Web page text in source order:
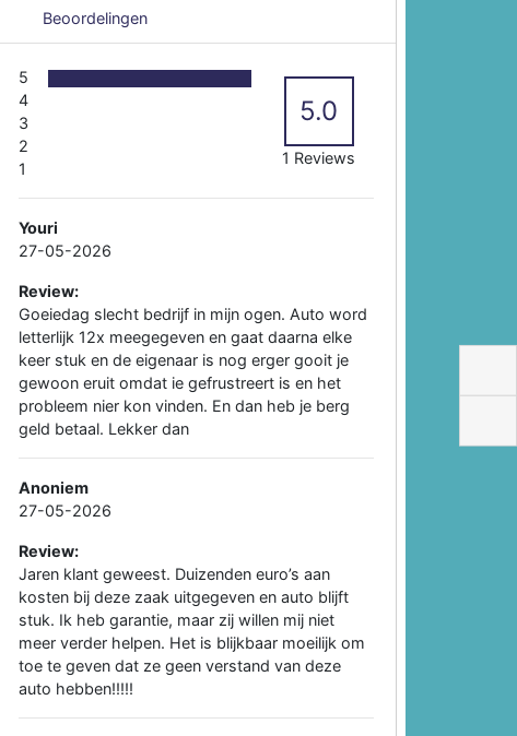
Beoordelingen
5
4
3
2
1
5.0
1 Reviews
Youri
27-05-2026
Review:
Goeiedag slecht bedrijf in mijn ogen. Auto word
letterlijk 12x meegegeven en gaat daarna elke
keer stuk en de eigenaar is nog erger gooit je
gewoon eruit omdat ie gefrustreert is en het
probleem nier kon vinden. En dan heb je berg
geld betaal. Lekker dan
Anoniem
27-05-2026
Review:
Jaren klant geweest. Duizenden euro’s aan
kosten bij deze zaak uitgegeven en auto blijft
stuk. Ik heb garantie, maar zij willen mij niet
meer verder helpen. Het is blijkbaar moeilijk om
toe te geven dat ze geen verstand van deze
auto hebben!!!!!